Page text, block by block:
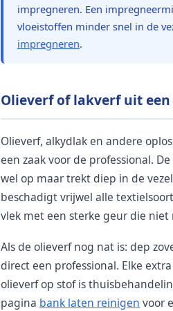
impregneren. Een
vloeistoffen minder snel in de
impregneren.
Olieverf of lakverf uit
Olieverf, alkydlak en andere
een zaak voor de professional.
wel op maar trekt diep in de
beschadigt vrijwel alle
vlek met een sterke geur die
Als de olieverf nog nat is: dep
direct een professional. Elke
olieverf op stof is
pagina bank laten reinigen voor